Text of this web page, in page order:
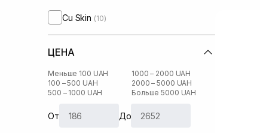
Cu Skin (10)
ЦЕНА
Меньше 100 UAH
100 – 500 UAH
500 – 1000 UAH
1000 – 2000 UAH
2000 – 5000 UAH
Больше 5000 UAH
От До